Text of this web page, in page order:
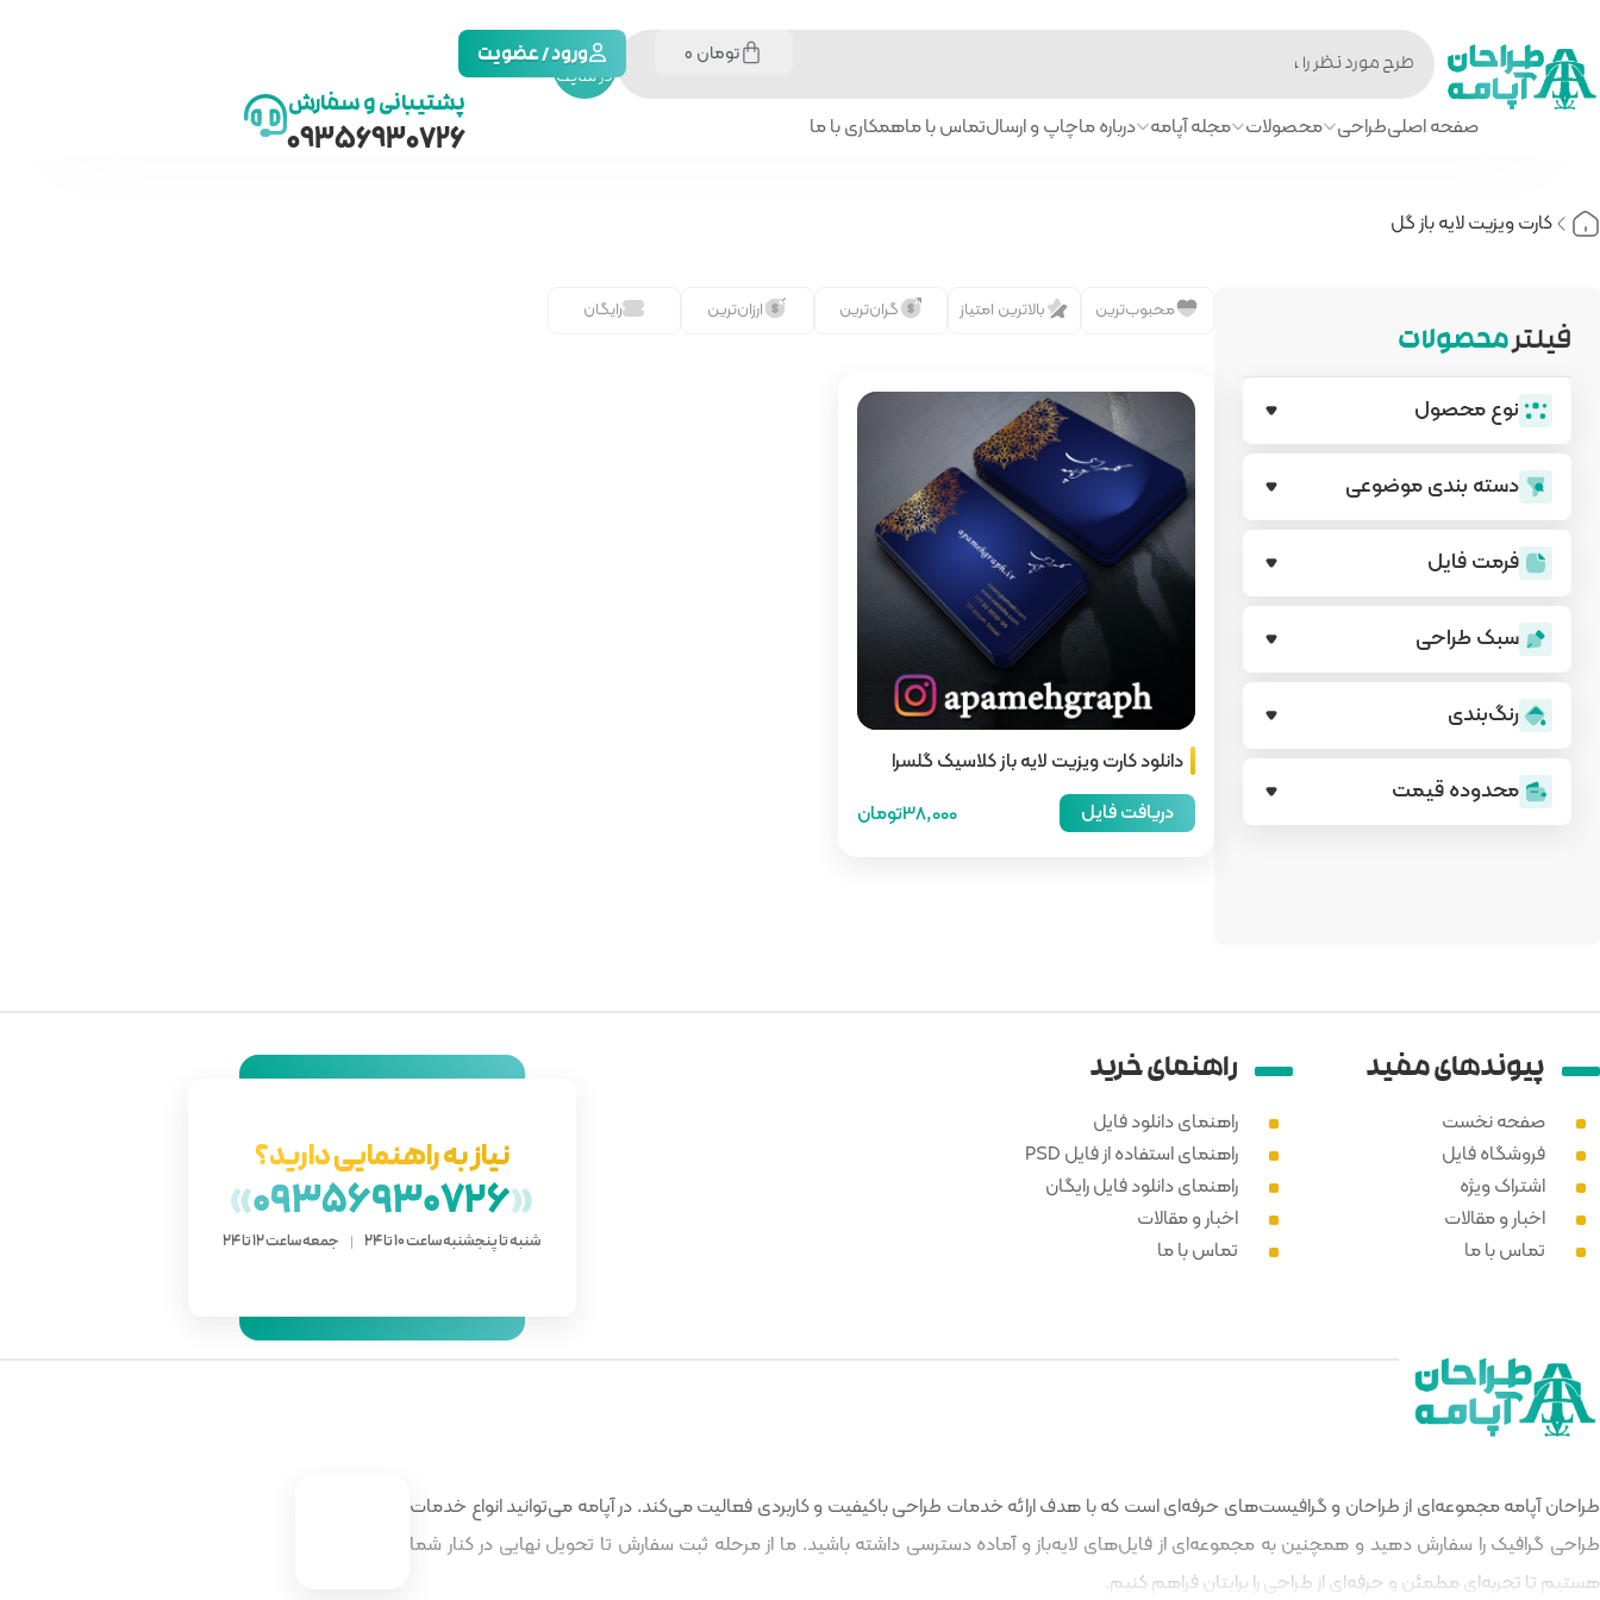
جستجو
در سایت
تومان ورود / عضویت
صفحه اصلیطراحی محصولات مجله آپامه درباره ماچاپ و ارسالتماس با ماهمکاری با ما
پشتیبانی و سفارش
09356930726
کارت ویزیت لایه باز گل
فیلترمحصولات
نوع محصول
دسته بندی‌ موضوعی
فرمت فایل
سبک طراحی
رنگ‌بندی
محدوده قیمت
محبوب‌ترین بالاترین امتیاز گران‌ترین ارزان‌ترین رایگان
دانلود کارت ویزیت لایه باز کلاسیک گلسرا
دریافت فایل
38,000تومان
پیوند‌های مفید
صفحه نخست
فروشگاه فایل
اشتراک ویژه
اخبار و مقالات
تماس با ما
راهنمای خرید
راهنمای دانلود فایل
راهنمای استفاده از فایل PSD
راهنمای دانلود فایل رایگان
اخبار و مقالات
تماس با ما
نیاز به راهنمایی دارید؟
«
09356930726
»
شنبه تا پنجشنبه ساعت 10 تا 24 جمعه ساعت 12 تا 24
طراحان آپامه مجموعه‌ای از طراحان و گرافیست‌های حرفه‌ای است که با هدف ارائه خدمات طراحی باکیفیت و کاربردی فعالیت می‌کند. در آپامه می‌توانید انواع خدمات
طراحی گرافیک را سفارش دهید و همچنین به مجموعه‌ای از فایل‌های لایه‌باز و آماده دسترسی داشته باشید. ما از مرحله ثبت سفارش تا تحویل نهایی در کنار شما
هستیم تا تجربه‌ای مطمئن و حرفه‌ای از طراحی را برایتان فراهم کنیم.